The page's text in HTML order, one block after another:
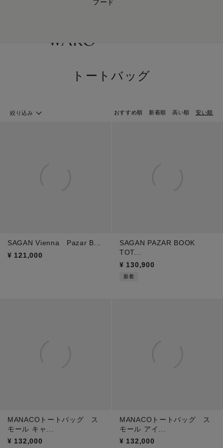
【会員様限定】夏のプレゼントキャンペーン開催中
フード
トートバッグ
おすすめ順 新着順 高い順 安い順
絞り込み
SAGAN Vienna Pazar B...
¥ 121,000
SAGAN PAZAR BOOK
TOT...
¥ 130,900
新着
MANACOトートバッグ ス
モール キャ...
¥ 132,000
MANACOトートバッグ ス
モール アイ...
¥ 132,000